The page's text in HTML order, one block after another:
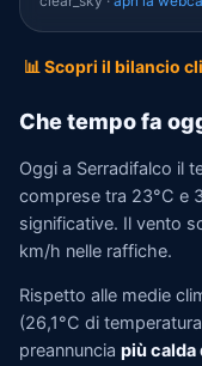
📊 Scopri il bilancio
Che tempo fa
Oggi a Serradifalco il
comprese tra 23°C e
significative. Il vento
km/h nelle raffiche.
Rispetto alle medie
(26,1°C di
preannuncia più calda